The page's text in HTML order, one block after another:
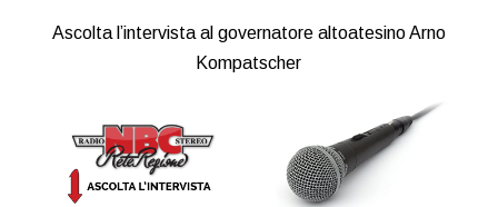
Ascolta l’intervista al governatore altoatesino Arno
Kompatscher